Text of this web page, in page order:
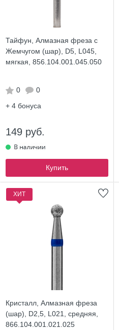
Тайфун, Алмазная фреза с
Жемчугом (шар), D5, L045,
мягкая, 856.104.001.045.050
0
0
+ 4 бонуса
149 руб.
Купить
ХИТ
Кристалл, Алмазная фреза
(шар), D2,5, L021, средняя,
866.104.001.021.025